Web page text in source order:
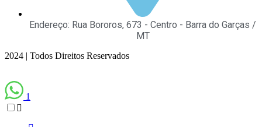
Endereço: Rua Bororos, 673 - Centro - Barra do Garças /
MT
2024 | Todos Direitos Reservados
1